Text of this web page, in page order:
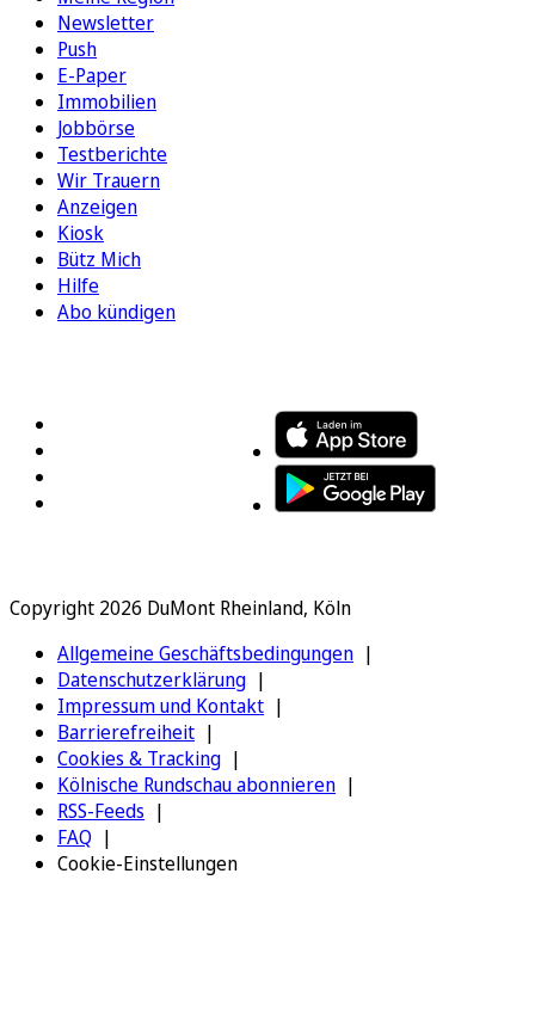
Newsletter
Push
E-Paper
Immobilien
Jobbörse
Testberichte
Wir Trauern
Anzeigen
Kiosk
Bütz Mich
Hilfe
Abo kündigen
Copyright 2026 DuMont Rheinland, Köln
Allgemeine Geschäftsbedingungen
Datenschutzerklärung
Impressum und Kontakt
Barrierefreiheit
Cookies & Tracking
Kölnische Rundschau abonnieren
RSS-Feeds
FAQ
Cookie-Einstellungen